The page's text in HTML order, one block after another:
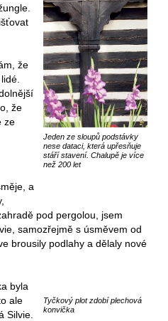
Jeden ze sloupů podstávky
nese dataci, která upřesňuje
stáří stavení. Chalupě je více
než 200 let
že
že
ze
a
pod pergolou, jsem
samozřejmě s úsměvem od
brousily podlahy a dělaly nové
Tyčkový plot zdobí plechová
konvička
byla
ale
Silvie.